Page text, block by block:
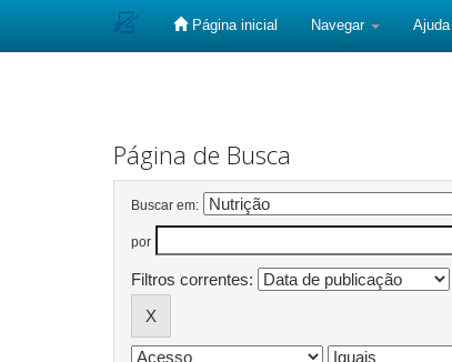
Página inicial Navegar Ajuda
Página de Busca
Buscar em:
por
Filtros correntes: